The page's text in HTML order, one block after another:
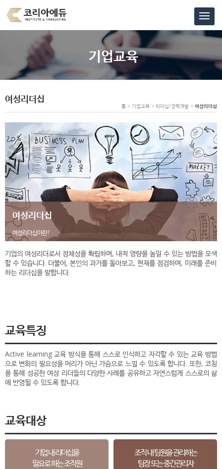
기업교육
여성리더십
홈 > 기업교육 > 리더십/경력개발 > 여성리더십
여성리더십
여성리더십이란?
기업의 여성리더로서 정체성을 확립하며, 내적 영량을 높일 수 있는 방법을 모색
할 수 있습니다. 더불어, 본인의 과거를 돌아보고, 현재를 점검하며, 미래를 준비
하는 리더십을 말합니다.
교육특징
Active learning 교육 방식을 통해 스스로 인식하고 자각할 수 있는 교육 방법
으로 변화의 필요성을 머리가 아닌 가슴으로 느낄 수 있도록 합니다. 또한, 코칭
을 통해 성공한 여성 리더들의 다양한 사례를 공유하고 자연스럽게 스스로의 삶
에 반영될 수 있도록 합니다.
교육대상
기업 내 리더십을
필요로 하는 조직원
조직 내 팀원을 관리하는
팀장 또는 중간관리자